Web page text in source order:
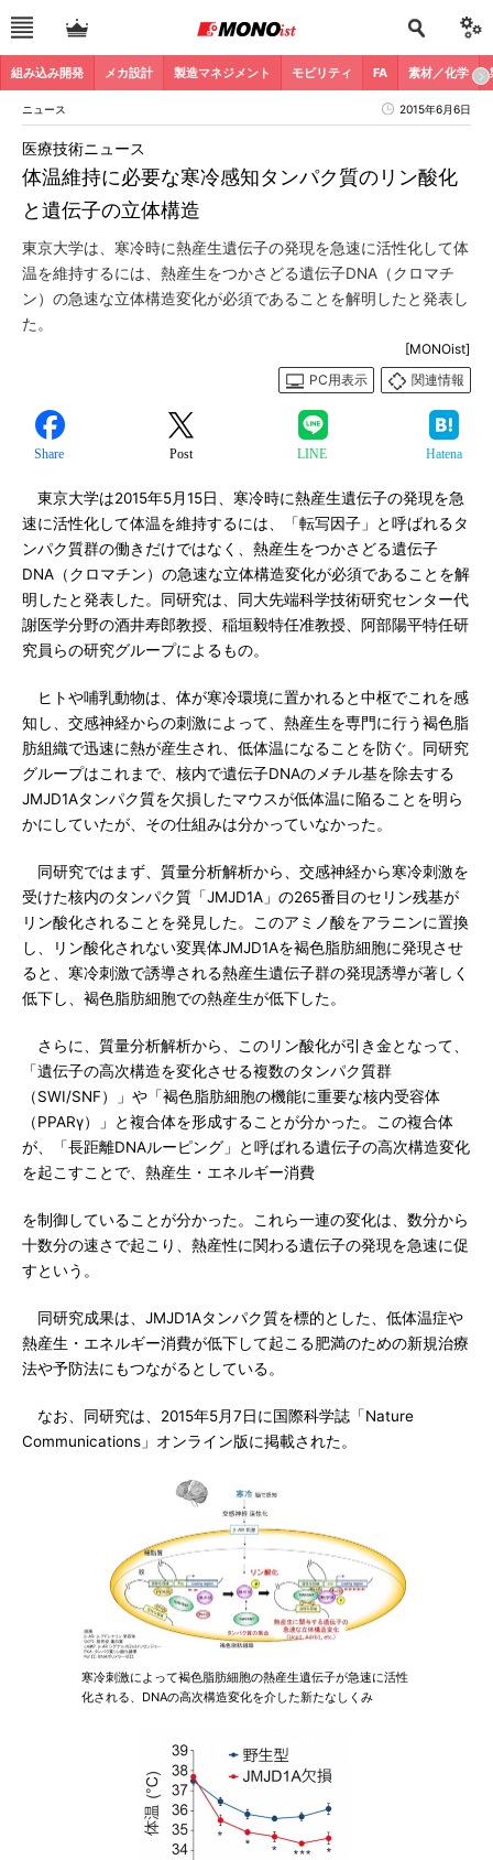
組み込み開発 メカ設計 製造マネジメント モビリティ FA 素材／化学
ニュース 2015年6月6日
体温維持に必要な寒冷感知タンパク質のリン酸化
と遺伝子の立体構造
医療技術ニュース
東京大学は、寒冷時に熱産生遺伝子の発現を急速に活性化して体
温を維持するには、熱産生をつかさどる遺伝子DNA（クロマチ
ン）の急速な立体構造変化が必須であることを解明したと発表し
た。
[MONOist]
PC用表示
関連情報
Share Post LINE Hatena
東京大学は2015年5月15日、寒冷時に熱産生遺伝子の発現を急
速に活性化して体温を維持するには、「転写因子」と呼ばれるタ
ンパク質群の働きだけではなく、熱産生をつかさどる遺伝子
DNA（クロマチン）の急速な立体構造変化が必須であることを解
明したと発表した。同研究は、同大先端科学技術研究センター代
謝医学分野の酒井寿郎教授、稲垣毅特任准教授、阿部陽平特任研
究員らの研究グループによるもの。
ヒトや哺乳動物は、体が寒冷環境に置かれると中枢でこれを感
知し、交感神経からの刺激によって、熱産生を専門に行う褐色脂
肪組織で迅速に熱が産生され、低体温になることを防ぐ。同研究
グループはこれまで、核内で遺伝子DNAのメチル基を除去する
JMJD1Aタンパク質を欠損したマウスが低体温に陥ることを明ら
かにしていたが、その仕組みは分かっていなかった。
同研究ではまず、質量分析解析から、交感神経から寒冷刺激を
受けた核内のタンパク質「JMJD1A」の265番目のセリン残基が
リン酸化されることを発見した。このアミノ酸をアラニンに置換
し、リン酸化されない変異体JMJD1Aを褐色脂肪細胞に発現させ
ると、寒冷刺激で誘導される熱産生遺伝子群の発現誘導が著しく
低下し、褐色脂肪細胞での熱産生が低下した。
さらに、質量分析解析から、このリン酸化が引き金となって、
「遺伝子の高次構造を変化させる複数のタンパク質群
（SWI/SNF）」や「褐色脂肪細胞の機能に重要な核内受容体
（PPARγ）」と複合体を形成することが分かった。この複合体
が、「長距離DNAルーピング」と呼ばれる遺伝子の高次構造変化
を起こすことで、熱産生・エネルギー消費
を制御していることが分かった。これら一連の変化は、数分から
十数分の速さで起こり、熱産性に関わる遺伝子の発現を急速に促
すという。
同研究成果は、JMJD1Aタンパク質を標的とした、低体温症や
熱産生・エネルギー消費が低下して起こる肥満のための新規治療
法や予防法にもつながるとしている。
なお、同研究は、2015年5月7日に国際科学誌「Nature
Communications」オンライン版に掲載された。
寒冷刺激によって褐色脂肪細胞の熱産生遺伝子が急速に活性
化される、DNAの高次構造変化を介した新たなしくみ